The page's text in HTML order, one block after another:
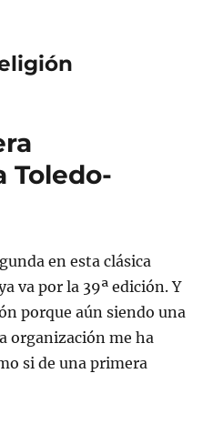
Toledo-
en esta clásica
va por la 39ª edición. Y
porque aún siendo una
organización me ha
si de una primera